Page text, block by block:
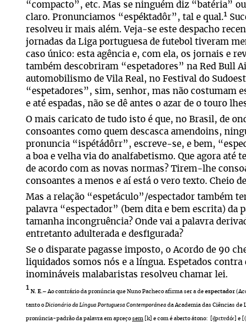
“compacto”, etc. Mas se ninguém diz “batéria”
claro. Pronunciamos “espéktadôr”, tal e qual.1
resolveu ir mais além. Veja-se este despacho
jornadas da Liga portuguesa de futebol tiveram
caso único: esta agência e, com ela, os jornais e
também descobriram “espetadores” na Red Bull
automobilismo de Vila Real, no Festival do
“espetadores”, sim, senhor, mas não costumam
e até espadas, não se dê antes o azar de o touro
O mais caricato de tudo isto é que, no Brasil, de
consoantes como quem descasca amendoins,
pronuncia “ispétádôrr”, escreve-se, e bem,
a boa e velha via do analfabetismo. Que agora até
de acordo com as novas normas? Tirem-lhe
consoantes a menos e aí está o vero texto. Cheio
Mas a relação “espetáculo”/espectador também
palavra “espectador” (bem dita e bem escrita) da
tamanha incongruência? Onde vai a palavra
entretanto adulterada e desfigurada?
Se o disparate pagasse imposto, o Acordo de 90
liquidados somos nós e a língua. Espetados
inomináveis malabaristas resolveu chamar lei.
1
N. E.–Ao contrário da pronúncia que Nuno Pacheco afirma ser a de espectador
tanto o Dicionário da Língua Portuguesa Contemporânea da Academia das Ciências de
pronúncia-padrão da palavra em apreço sem [k] e com é aberto átono: [ɨʃpɛtɐdóɾ]